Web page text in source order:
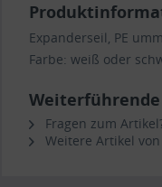
Expanderseil, PE
Farbe: weiß oder
Fragen zum
Weitere Artikel